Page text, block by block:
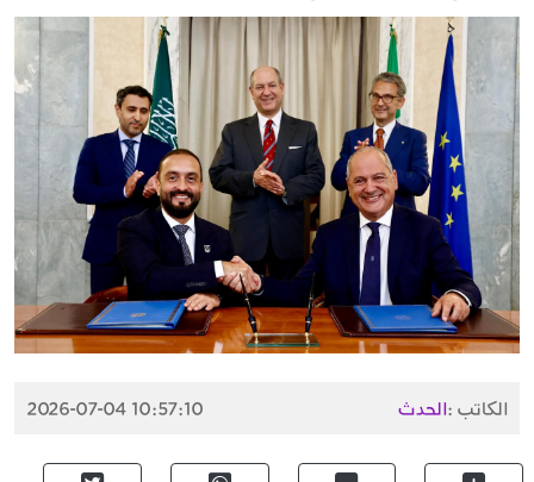
الكاتب :الحدث 2026-07-04 10:57:10